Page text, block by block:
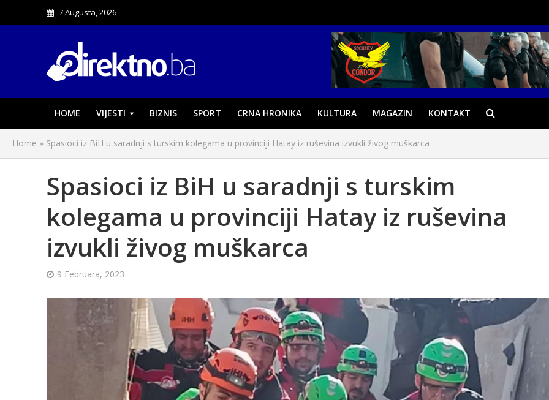
7 Augusta, 2026
HOME VIJESTI BIZNIS SPORT CRNA HRONIKA KULTURA MAGAZIN KONTAKT
Home » Spasioci iz BiH u saradnji s turskim kolegama u provinciji Hatay iz ruševina izvukli živog muškarca
Spasioci iz BiH u saradnji s turskim
kolegama u provinciji Hatay iz ruševina
izvukli živog muškarca
9 Februara, 2023